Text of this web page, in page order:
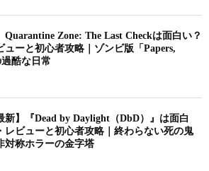
Quarantine Zone: The Last Checkは面白い？
ューと初心者攻略｜ゾンビ版「Papers,
過酷な日常
新】『Dead by Daylight（DbD）』は面白
レビューと初心者攻略｜終わらない死の鬼
対称ホラーの金字塔